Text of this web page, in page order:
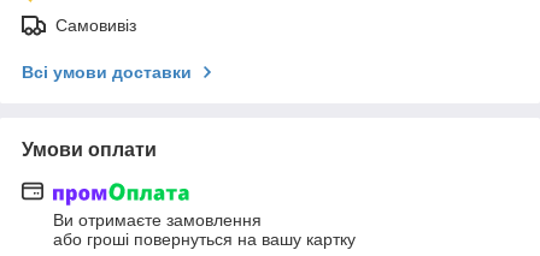
Самовивіз
Всі умови доставки
Умови оплати
Ви отримаєте замовлення
або гроші повернуться на вашу картку